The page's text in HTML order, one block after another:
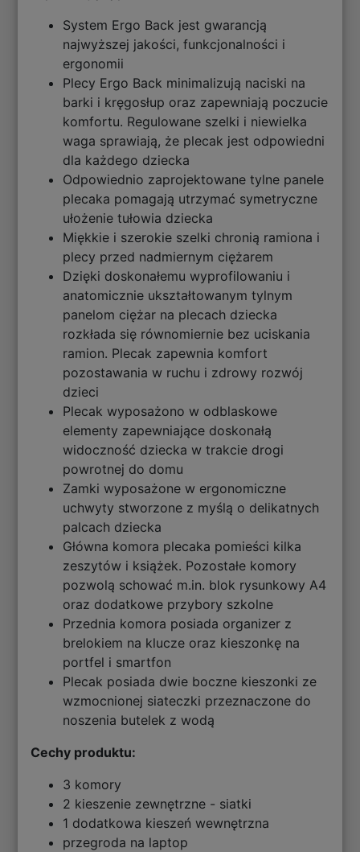
System Ergo Back jest gwarancją
najwyższej jakości, funkcjonalności i
ergonomii
Plecy Ergo Back minimalizują naciski na
barki i kręgosłup oraz zapewniają poczucie
komfortu. Regulowane szelki i niewielka
waga sprawiają, że plecak jest odpowiedni
dla każdego dziecka
Odpowiednio zaprojektowane tylne panele
plecaka pomagają utrzymać symetryczne
ułożenie tułowia dziecka
Miękkie i szerokie szelki chronią ramiona i
plecy przed nadmiernym ciężarem
Dzięki doskonałemu wyprofilowaniu i
anatomicznie ukształtowanym tylnym
panelom ciężar na plecach dziecka
rozkłada się równomiernie bez uciskania
ramion. Plecak zapewnia komfort
pozostawania w ruchu i zdrowy rozwój
dzieci
Plecak wyposażono w odblaskowe
elementy zapewniające doskonałą
widoczność dziecka w trakcie drogi
powrotnej do domu
Zamki wyposażone w ergonomiczne
uchwyty stworzone z myślą o delikatnych
palcach dziecka
Główna komora plecaka pomieści kilka
zeszytów i książek. Pozostałe komory
pozwolą schować m.in. blok rysunkowy A4
oraz dodatkowe przybory szkolne
Przednia komora posiada organizer z
brelokiem na klucze oraz kieszonkę na
portfel i smartfon
Plecak posiada dwie boczne kieszonki ze
wzmocnionej siateczki przeznaczone do
noszenia butelek z wodą
Cechy produktu:
3 komory
2 kieszenie zewnętrzne - siatki
1 dodatkowa kieszeń wewnętrzna
przegroda na laptop